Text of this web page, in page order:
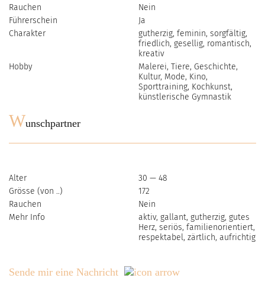
Rauchen
Nein
Führerschein
Ja
Charakter
gutherzig, feminin, sorgfältig,
friedlich, gesellig, romantisch,
kreativ
Hobby
Malerei, Tiere, Geschichte,
Kultur, Mode, Kino,
Sporttraining, Kochkunst,
künstlerische Gymnastik
Wunschpartner
Alter
30 — 48
Grösse (von ..)
172
Rauchen
Nein
Mehr Info
aktiv, gallant, gutherzig, gutes
Herz, seriös, familienorientiert,
respektabel, zärtlich, aufrichtig
Sende mir eine Nachricht